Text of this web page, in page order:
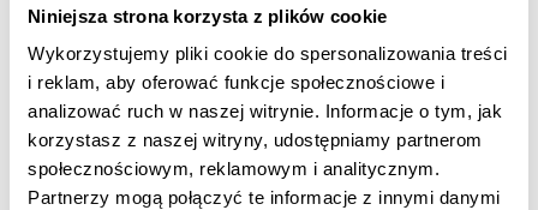
Niniejsza strona korzysta z plików cookie
Wykorzystujemy pliki cookie do spersonalizowania treści
i reklam, aby oferować funkcje społecznościowe i
analizować ruch w naszej witrynie. Informacje o tym, jak
korzystasz z naszej witryny, udostępniamy partnerom
społecznościowym, reklamowym i analitycznym.
Partnerzy mogą połączyć te informacje z innymi danymi
Materiał: Materia zewnętrzny: 100% Nylon, podszewka: 100% Poliester,
Kolor: NAVY
40243-001 NAVY
289,90 PLN
+ Zapytaj o rozmiar